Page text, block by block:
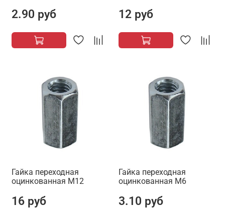
2.90 руб 12 руб
Гайка переходная
оцинкованная М12
16 руб
Гайка переходная
оцинкованная М6
3.10 руб